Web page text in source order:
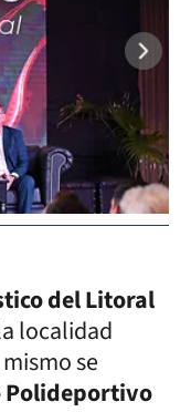
del Litoral
localidad
se
Polideportivo